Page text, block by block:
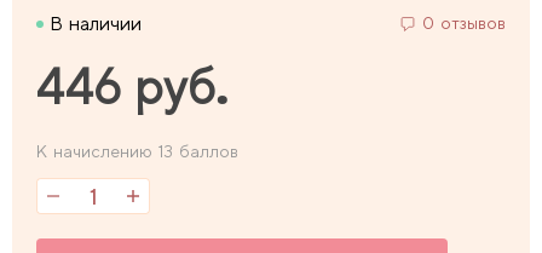
В наличии 0 отзывов
446 руб.
К начислению 13 баллов